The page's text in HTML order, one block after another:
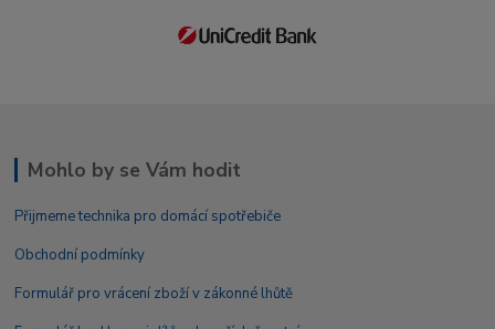
Mohlo by se Vám hodit
Přijmeme technika pro domácí spotřebiče
Obchodní podmínky
Formulář pro vrácení zboží v zákonné lhůtě